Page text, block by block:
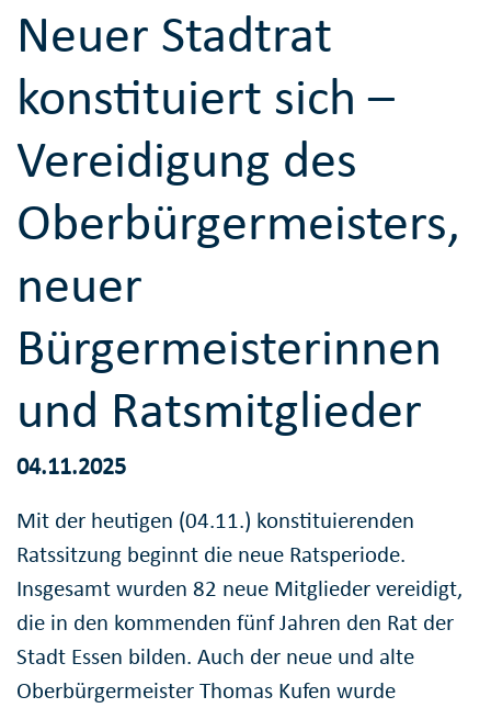
Neuer Stadtrat
konstituiert sich –
Vereidigung des
Oberbürgermeisters,
neuer
Bürgermeisterinnen
und Ratsmitglieder
04.11.2025
Mit der heutigen (04.11.) konstituierenden
Ratssitzung beginnt die neue Ratsperiode.
Insgesamt wurden 82 neue Mitglieder vereidigt,
die in den kommenden fünf Jahren den Rat der
Stadt Essen bilden. Auch der neue und alte
Oberbürgermeister Thomas Kufen wurde